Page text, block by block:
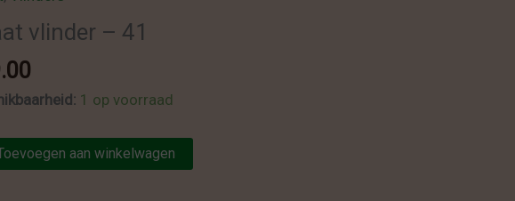
vlinder – 41
1 op voorraad
aan winkelwagen